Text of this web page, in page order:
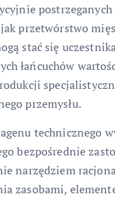
postrzeganych
przetwórstwo
stać się
łańcuchów
przemysłu.
technicznego
bezpośrednie
narzędziem
zasobami,